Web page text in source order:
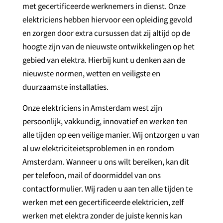
met gecertificeerde werknemers in dienst. Onze
elektriciens hebben hiervoor een opleiding gevold
en zorgen door extra cursussen dat zij altijd op de
hoogte zijn van de nieuwste ontwikkelingen op het
gebied van elektra. Hierbij kunt u denken aan de
nieuwste normen, wetten en veiligste en
duurzaamste installaties.
Onze elektriciens in Amsterdam west zijn
persoonlijk, vakkundig, innovatief en werken ten
alle tijden op een veilige manier. Wij ontzorgen u van
al uw elektriciteietsproblemen in en rondom
Amsterdam. Wanneer u ons wilt bereiken, kan dit
per telefoon, mail of doormiddel van ons
contactformulier. Wij raden u aan ten alle tijden te
werken met een gecertificeerde elektricien, zelf
werken met elektra zonder de juiste kennis kan